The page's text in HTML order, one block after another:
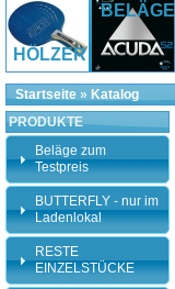
HÖLZER
BELÄGE
Startseite » Katalog
PRODUKTE
Beläge zum
Testpreis
BUTTERFLY - nur im
Ladenlokal
RESTE
EINZELSTÜCKE